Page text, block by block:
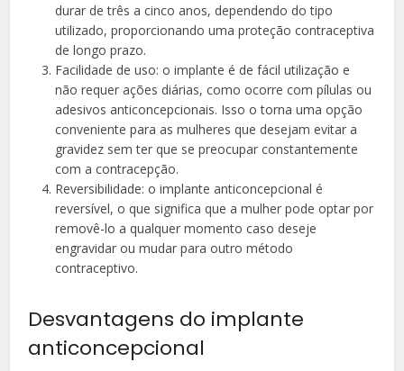
durar de três a cinco anos, dependendo do tipo
utilizado, proporcionando uma proteção contraceptiva
de longo prazo.
Facilidade de uso: o implante é de fácil utilização e
não requer ações diárias, como ocorre com pílulas ou
adesivos anticoncepcionais. Isso o torna uma opção
conveniente para as mulheres que desejam evitar a
gravidez sem ter que se preocupar constantemente
com a contracepção.
Reversibilidade: o implante anticoncepcional é
reversível, o que significa que a mulher pode optar por
removê-lo a qualquer momento caso deseje
engravidar ou mudar para outro método
contraceptivo.
Desvantagens do implante
anticoncepcional